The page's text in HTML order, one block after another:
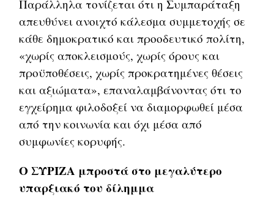
Παράλληλα τονίζεται ότι η Συμπαράταξη
απευθύνει ανοιχτό κάλεσμα συμμετοχής σε
κάθε δημοκρατικό και προοδευτικό πολίτη,
«χωρίς αποκλεισμούς, χωρίς όρους και
προϋποθέσεις, χωρίς προκρατημένες θέσεις
και αξιώματα», επαναλαμβάνοντας ότι το
εγχείρημα φιλοδοξεί να διαμορφωθεί μέσα
από την κοινωνία και όχι μέσα από
συμφωνίες κορυφής.
Ο ΣΥΡΙΖΑ μπροστά στο μεγαλύτερο
υπαρξιακό του δίλημμα